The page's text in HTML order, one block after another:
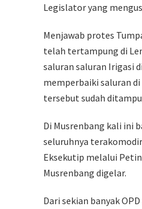
Legislator yang
Menjawab protes
telah tertampung di
saluran saluran Irigasi
memperbaiki saluran
tersebut sudah
Di Musrenbang kali ini
seluruhnya
Eksekutip melalui
Musrenbang digelar.
Dari sekian banyak